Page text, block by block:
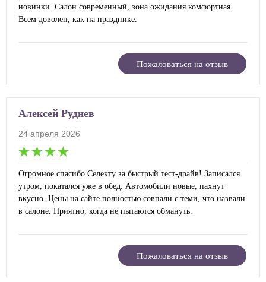
новинки. Салон современный, зона ожидания комфортная.
Всем доволен, как на празднике.
Пожаловаться на отзыв
Алексей Руднев
24 апреля 2026
Огромное спасибо Селекту за быстрый тест-драйв! Записался
утром, покатался уже в обед. Автомобили новые, пахнут
вкусно. Цены на сайте полностью совпали с теми, что назвали
в салоне. Приятно, когда не пытаются обмануть.
Пожаловаться на отзыв